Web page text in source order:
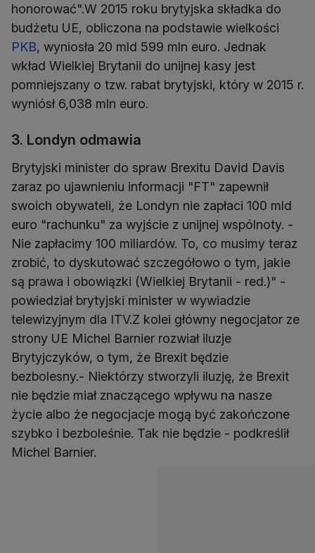
honorować".W 2015 roku brytyjska składka do
budżetu UE, obliczona na podstawie wielkości
PKB, wyniosła 20 mld 599 mln euro. Jednak
wkład Wielkiej Brytanii do unijnej kasy jest
pomniejszany o tzw. rabat brytyjski, który w 2015 r.
wyniósł 6,038 mln euro.
3. Londyn odmawia
Brytyjski minister do spraw Brexitu David Davis
zaraz po ujawnieniu informacji "FT" zapewnił
swoich obywateli, że Londyn nie zapłaci 100 mld
euro "rachunku" za wyjście z unijnej wspólnoty. -
Nie zapłacimy 100 miliardów. To, co musimy teraz
zrobić, to dyskutować szczegółowo o tym, jakie
są prawa i obowiązki (Wielkiej Brytanii - red.)" -
powiedział brytyjski minister w wywiadzie
telewizyjnym dla ITV.Z kolei główny negocjator ze
strony UE Michel Barnier rozwiał iluzje
Brytyjczyków, o tym, że Brexit będzie
bezbolesny.- Niektórzy stworzyli iluzję, że Brexit
nie będzie miał znaczącego wpływu na nasze
życie albo że negocjacje mogą być zakończone
szybko i bezboleśnie. Tak nie będzie - podkreślił
Michel Barnier.